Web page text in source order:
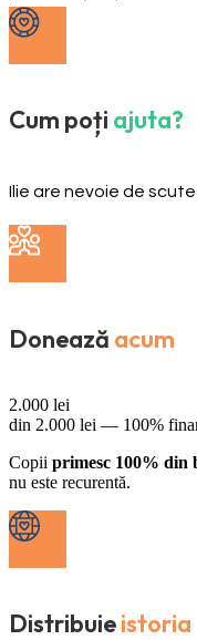
Cum poți ajuta?
Ilie are nevoie de
Donează acum
2.000 lei
din 2.000 lei — 100%
Copii primesc 100% din
nu este recurentă.
Distribuieistoria